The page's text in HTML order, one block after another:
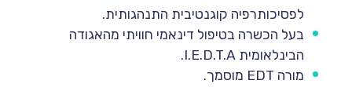
לפסיכותרפיה קוגנטיבית התנהגותית.
בעל הכשרה בטיפול דינאמי חוויתי מהאגודה
הבינלאומית I.E.D.T.A.
מורה EDT מוסמך.